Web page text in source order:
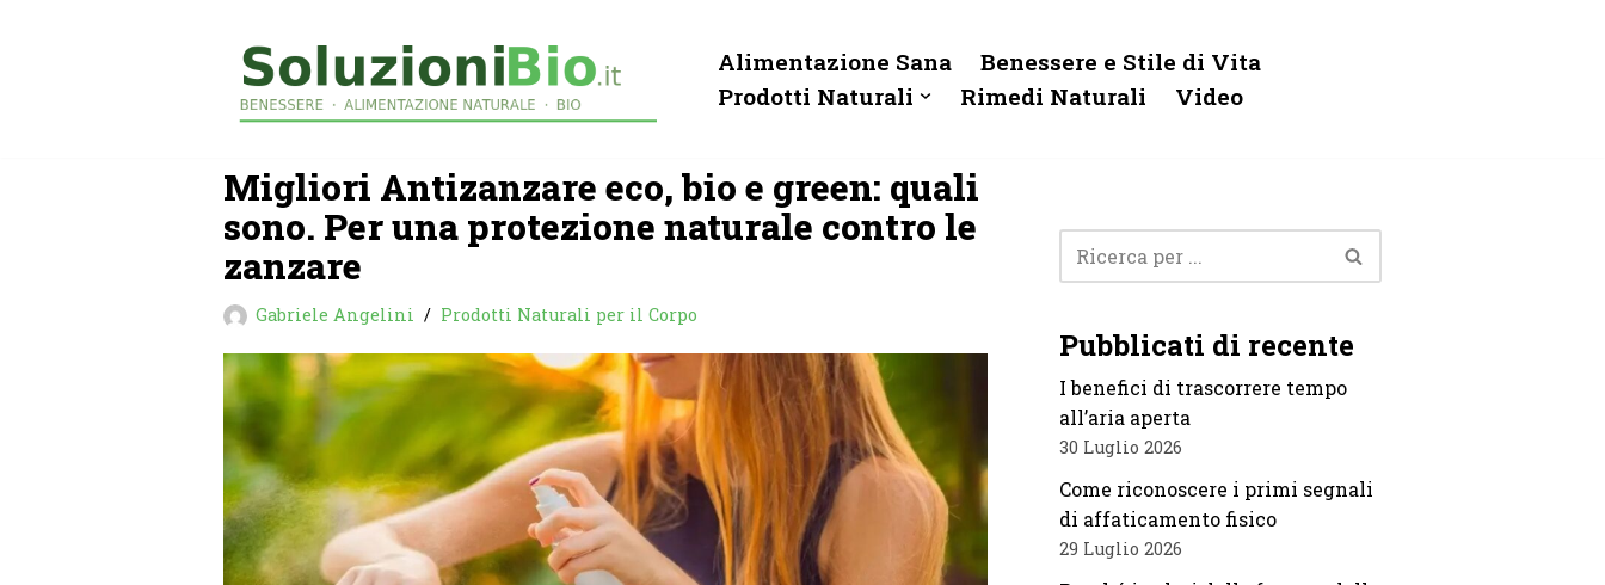
Alimentazione Sana
Benessere e Stile di Vita
Prodotti Naturali
Rimedi Naturali Video
Migliori Antizanzare eco, bio e green: quali
sono. Per una protezione naturale contro le
zanzare
Gabriele Angelini Prodotti Naturali per il Corpo
Pubblicati di recente
I benefici di trascorrere tempo
all’aria aperta
30 Luglio 2026
Come riconoscere i primi segnali
di affaticamento fisico
29 Luglio 2026